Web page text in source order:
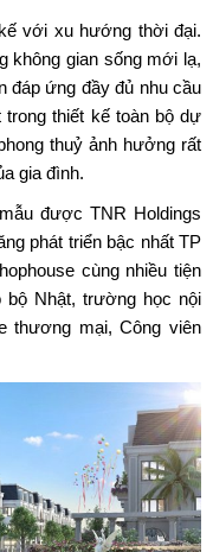
với xu hướng thời đại.
không gian sống mới lạ,
đáp ứng đầy đủ nhu cầu
thiết kế toàn bộ dự
thuỷ ảnh hưởng rất
gia đình.
được TNR Holdings
phát triển bậc nhất TP
cùng nhiều tiện
Nhật, trường học nội
thương mại, Công viên